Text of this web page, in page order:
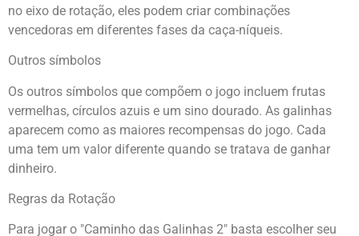
no eixo de rotação, eles podem criar combinações
vencedoras em diferentes fases da caça-níqueis.
Outros símbolos
Os outros símbolos que compõem o jogo incluem frutas
vermelhas, círculos azuis e um sino dourado. As galinhas
aparecem como as maiores recompensas do jogo. Cada
uma tem um valor diferente quando se tratava de ganhar
dinheiro.
Regras da Rotação
Para jogar o "Caminho das Galinhas 2" basta escolher seu